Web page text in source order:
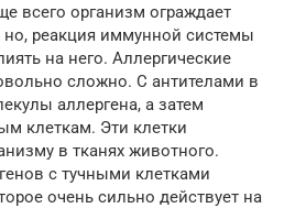
всего организм ограждает
реакция иммунной системы
на него. Аллергические
сложно. С антителами в
аллергена, а затем
клеткам. Эти клетки
в тканях животного.
с тучными клетками
очень сильно действует на